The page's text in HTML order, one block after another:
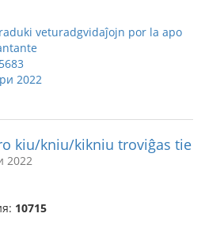
veturadgvidaĵojn por la apo
2022
kiu/kniu/kikniu troviĝas tie
2022
10715